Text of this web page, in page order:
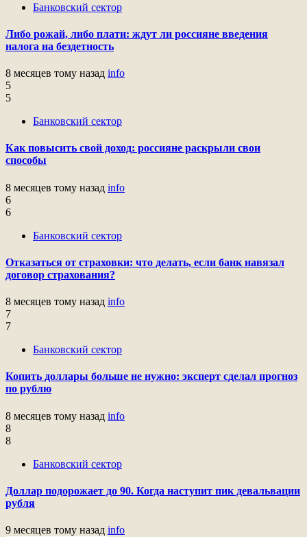
Банковский сектор
Либо рожай, либо плати: ждут ли россияне введения
налога на бездетность
8 месяцев тому назад info
5
5
Банковский сектор
Как повысить свой доход: россияне раскрыли свои
способы
8 месяцев тому назад info
6
6
Банковский сектор
Отказаться от страховки: что делать, если банк навязал
договор страхования?
8 месяцев тому назад info
7
7
Банковский сектор
Копить доллары больше не нужно: эксперт сделал прогноз
по рублю
8 месяцев тому назад info
8
8
Банковский сектор
Доллар подорожает до 90. Когда наступит пик девальвации
рубля
9 месяцев тому назад info